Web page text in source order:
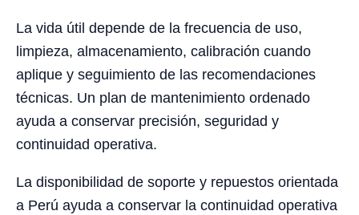
La vida útil depende de la frecuencia de uso,
limpieza, almacenamiento, calibración cuando
aplique y seguimiento de las recomendaciones
técnicas. Un plan de mantenimiento ordenado
ayuda a conservar precisión, seguridad y
continuidad operativa.
La disponibilidad de soporte y repuestos orientada
a Perú ayuda a conservar la continuidad operativa